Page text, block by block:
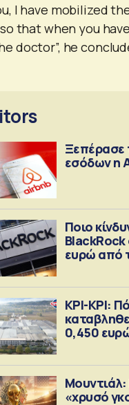
I have mobilized
that when you
doctor”, he
Ξεπέρασε
εσόδων η
Ποιο
ευρώ από
ΚΡΙ-ΚΡΙ:
0,450
Μουντιάλ:
«χρυσό